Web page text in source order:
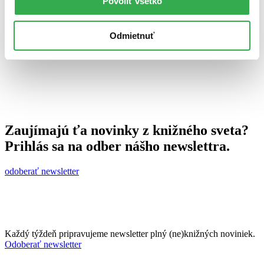
Odmietnuť
Zaujímajú ťa novinky z knižného sveta?
Prihlás sa na odber nášho newslettra.
odoberať newsletter
Každý týždeň pripravujeme newsletter plný (ne)knižných noviniek.
Odoberať newsletter